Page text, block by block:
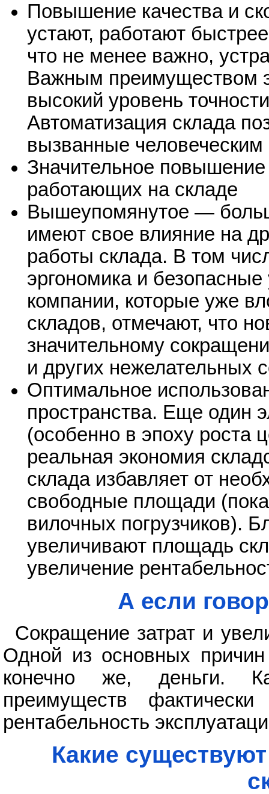
Повышение качества и
устают, работают
что не менее важно,
Важным преимуществом
высокий уровень
Автоматизация склада
вызванные
Значительное
работающих на складе
Вышеупомянутое —
имеют свое влияние на
работы склада. В том
эргономика и
компании, которые уже
складов, отмечают, что
значительному
и других нежелательных
Оптимальное
пространства. Еще один
(особенно в эпоху роста
реальная экономия
склада избавляет от
свободные площади
вилочных погрузчиков).
увеличивают площадь
увеличение
А если
Сокращение затрат и
Одной из основных причин
конечно же, деньги.
преимуществ
рентабельность
Какие